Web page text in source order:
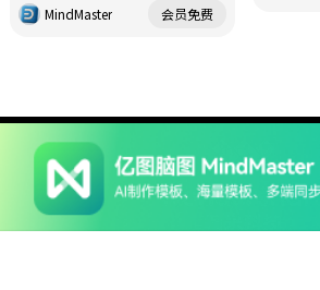
MindMaster
会员免费